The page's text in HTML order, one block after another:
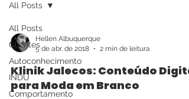
All Posts
Clientes
Autoconhecimento
INDU
Comportamento
All Posts
Hellen Albuquerque
5 de abr. de 2018
2 min de leitura
Klinik Jalecos: Conteúdo
para Moda em Branco